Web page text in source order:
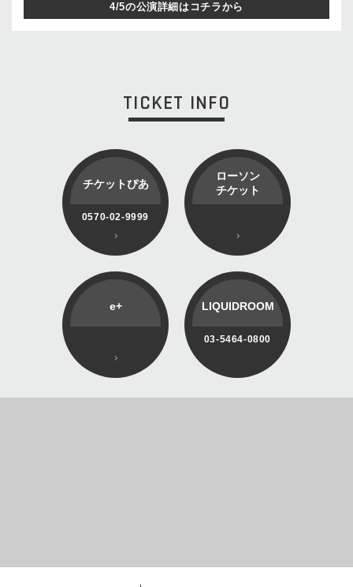
4/5の公演詳細はコチラから
TICKET INFO
チケットぴあ
0570-02-9999
ローソン
チケット
e+ LIQUIDROOM
03-5464-0800